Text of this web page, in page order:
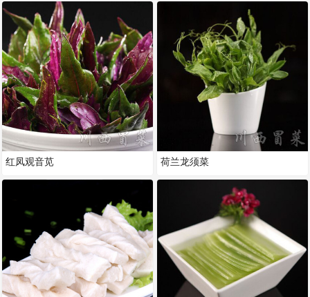
红凤观音苋 荷兰龙须菜